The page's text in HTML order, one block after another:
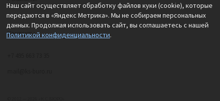
Контакты
Наш сайт осуществляет обработку файлов куки (cookie), которые
передаются в «Яндекс Метрика». Мы не собираем персональных
данных. Продолжая использовать сайт, вы соглашаетесь с нашей
Политикой конфиденциальности.